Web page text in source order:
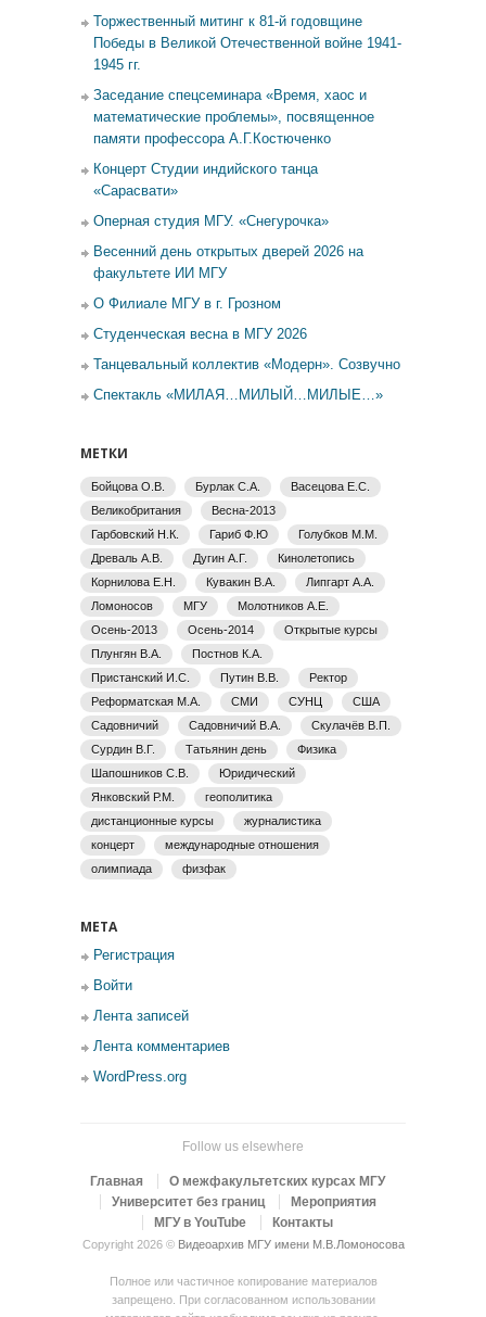
Торжественный митинг к 81-й годовщине
Победы в Великой Отечественной войне 1941-
1945 гг.
Заседание спецсеминара «Время, хаос и
математические проблемы», посвященное
памяти профессора А.Г.Костюченко
Концерт Студии индийского танца
«Сарасвати»
Оперная студия МГУ. «Снегурочка»
Весенний день открытых дверей 2026 на
факультете ИИ МГУ
О Филиале МГУ в г. Грозном
Студенческая весна в МГУ 2026
Танцевальный коллектив «Модерн». Созвучно
Спектакль «МИЛАЯ…МИЛЫЙ…МИЛЫЕ…»
МЕТКИ
Бойцова О.В. Бурлак С.А.
Васецова Е.С.
Великобритания
Весна-2013
Гарбовский Н.К.
Гариб Ф.Ю
Голубков М.М.
Древаль А.В.
Дугин А.Г.
Кинолетопись
Корнилова Е.Н.
Кувакин В.А.
Липгарт А.А.
Ломоносов
МГУ
Молотников А.Е.
Осень-2013
Осень-2014
Открытые курсы
Плунгян В.А.
Постнов К.А.
Пристанский И.С.
Путин В.В.
Ректор
Реформатская М.А.
СМИ СУНЦ
США
Садовничий
Садовничий В.А.
Скулачёв В.П.
Сурдин В.Г.
Татьянин день
Физика
Шапошников С.В.
Юридический
Янковский Р.М.
геополитика
дистанционные курсы
журналистика
концерт
международные отношения
олимпиада
физфак
МЕТА
Регистрация
Войти
Лента записей
Лента комментариев
WordPress.org
Follow us elsewhere
Главная
О межфакультетских курсах МГУ
Университет без границ
Мероприятия
МГУ в YouTube
Контакты
Copyright 2026 © Видеоархив МГУ имени М.В.Ломоносова
Полное или частичное копирование материалов
запрещено. При согласованном использовании